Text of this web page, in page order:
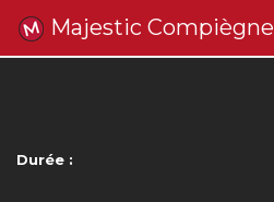
Majestic Compiègne
Durée :